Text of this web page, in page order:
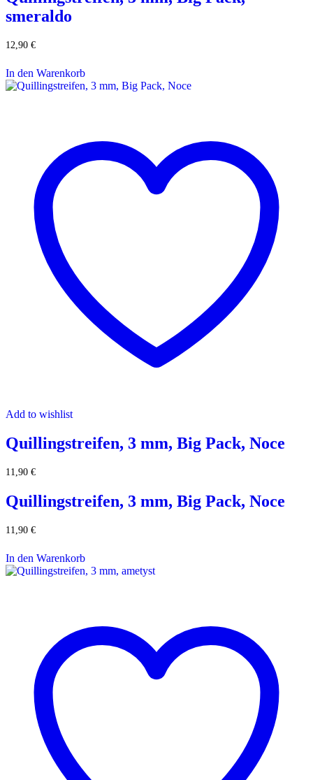
smeraldo
12,90 €
In den Warenkorb
Add to wishlist
Quillingstreifen, 3 mm, Big Pack, Noce
11,90 €
Quillingstreifen, 3 mm, Big Pack, Noce
11,90 €
In den Warenkorb